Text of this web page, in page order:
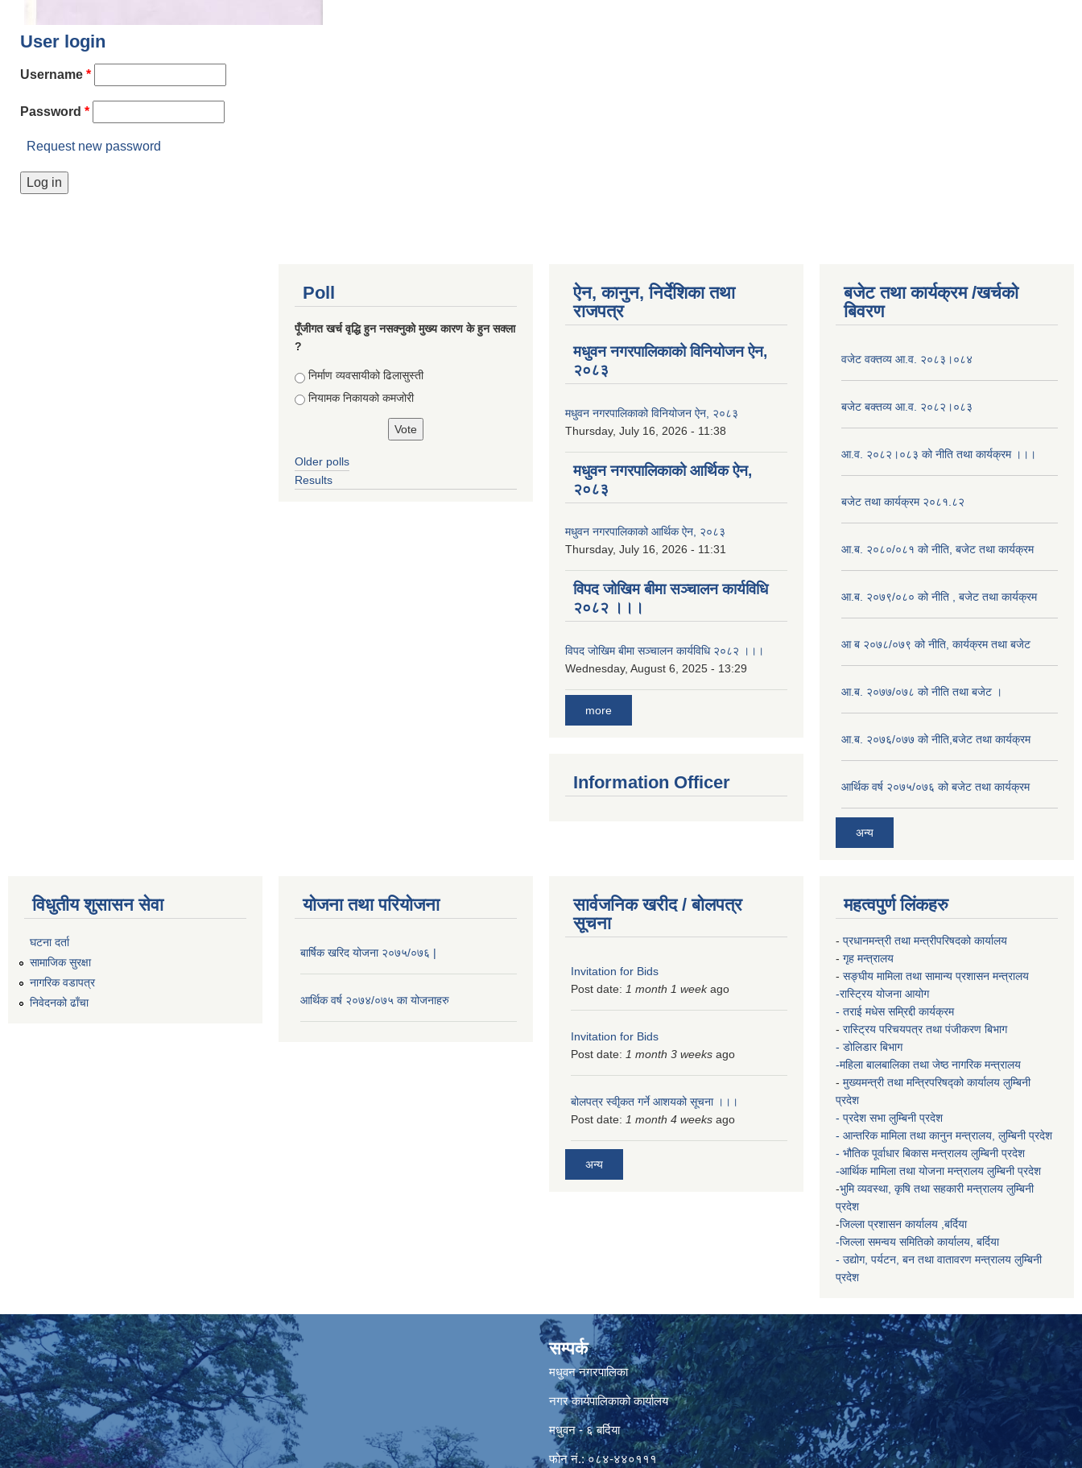
User login
Username *
Password *
Request new password
Poll
पूँजीगत खर्च वृद्धि हुन नसक्नुको मुख्य कारण के हुन सक्ला
?
Choices
निर्माण व्यवसायीको ढिलासुस्ती
नियामक निकायको कमजोरी
Older polls
Results
ऐन, कानुन, निर्देशिका तथा
राजपत्र
मधुवन नगरपालिकाको विनियोजन ऐन,
२०८३
मधुवन नगरपालिकाको विनियोजन ऐन, २०८३
Thursday, July 16, 2026 - 11:38
मधुवन नगरपालिकाको आर्थिक ऐन,
२०८३
मधुवन नगरपालिकाको आर्थिक ऐन, २०८३
Thursday, July 16, 2026 - 11:31
विपद जोखिम बीमा सञ्चालन कार्यविधि
२०८२ ।।।
विपद जोखिम बीमा सञ्चालन कार्यविधि २०८२ ।।।
Wednesday, August 6, 2025 - 13:29
more
Information Officer
बजेट तथा कार्यक्रम /खर्चको
बिवरण
वजेट वक्तव्य आ.व. २०८३।०८४
बजेट बक्तव्य आ.व. २०८२।०८३
आ.व. २०८२।०८३ को नीति तथा कार्यक्रम ।।।
बजेट तथा कार्यक्रम २०८१.८२
आ.ब. २०८०/०८१ को नीति, बजेट तथा कार्यक्रम
आ.ब. २०७९/०८० को नीति , बजेट तथा कार्यक्रम
आ ब २०७८/०७९ को नीति, कार्यक्रम तथा बजेट
आ.ब. २०७७/०७८ को नीति तथा बजेट ।
आ.ब. २०७६/०७७ को नीति,बजेट तथा कार्यक्रम
आर्थिक वर्ष २०७५/०७६ को बजेट तथा कार्यक्रम
अन्य
विधुतीय शुसासन सेवा
घटना दर्ता
सामाजिक सुरक्षा
नागरिक वडापत्र
निवेदनको ढाँचा
योजना तथा परियोजना
बार्षिक खरिद योजना २०७५/०७६ |
आर्थिक वर्ष २०७४/०७५ का योजनाहरु
सार्वजनिक खरीद / बोलपत्र
सूचना
Invitation for Bids
Post date: 1 month 1 weekago
Invitation for Bids
Post date: 1 month 3 weeks ago
बोलपत्र स्वीृकत गर्ने आशयको सूचना ।।।
Post date: 1 month 4 weeks ago
अन्य
महत्वपुर्ण लिंकहरु
- प्रधानमन्त्री तथा मन्त्रीपरिषदको कार्यालय
- गृह मन्त्रालय
- सङ्घीय मामिला तथा सामान्य प्रशासन मन्त्रालय
-रास्ट्रिय योजना आयोग
- तराई मधेस सम्रिद्दी कार्यक्रम
- रास्ट्रिय परिचयपत्र तथा पंजीकरण बिभाग
- डोलिडार बिभाग
-महिला बालबालिका तथा जेष्ठ नागरिक मन्त्रालय
- मुख्यमन्त्री तथा मन्त्रिपरिषद्को कार्यालय लुम्बिनी
प्रदेश
- प्रदेश सभा लुम्बिनी प्रदेश
- आन्तरिक मामिला तथा कानुन मन्त्रालय, लुम्बिनी प्रदेश
- भौतिक पूर्वाधार बिकास मन्त्रालय लुम्बिनी प्रदेश
-आर्थिक मामिला तथा योजना मन्त्रालय लुम्बिनी प्रदेश
-भुमि व्यवस्था, कृषि तथा सहकारी मन्त्रालय लुम्बिनी
प्रदेश
-जिल्ला प्रशासन कार्यालय ,बर्दिया
-जिल्ला समन्वय समितिको कार्यालय, बर्दिया
- उद्योग, पर्यटन, बन तथा वातावरण मन्त्रालय लुम्बिनी
प्रदेश
सम्पर्क
मधुवन नगरपालिका
नगर कार्यपालिकाको कार्यालय
मधुवन - ६ बर्दिया
फोन नं.: ०८४-४४०१११